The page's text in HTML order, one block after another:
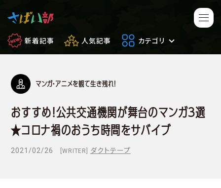
新着記事 人気記事 カテゴリ
マンガ・アニメ
ゲーム 日常のサバイバル
マンガ・アニメを観て生き残れ！
おすすめ！公共交通機関が舞台のマンガ３選
★コロナ禍のおうち時間をサバイブ
2021/02/26 [WRITER] ダクトテープ